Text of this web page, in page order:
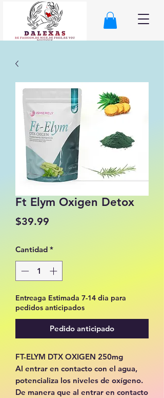
Ft Elym Oxigen Detox
$39.99
Cantidad *
Entreaga Estimada 7-14 dia para
pedidos anticipados
Pedido anticipado
FT-ELYM DTX OXIGEN 250mg
Al entrar en contacto con el agua,
potencializa los niveles de oxígeno.
De manera que al entrar en contacto